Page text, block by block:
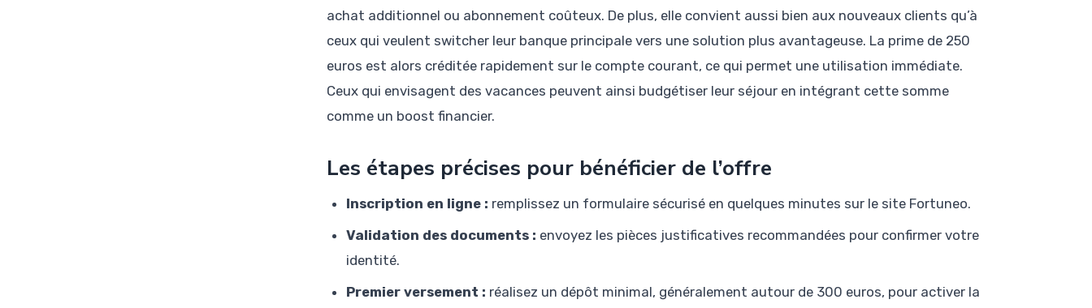
achat additionnel ou abonnement coûteux. De plus, elle convient aussi bien aux nouveaux clients qu’à
ceux qui veulent switcher leur banque principale vers une solution plus avantageuse. La prime de 250
euros est alors créditée rapidement sur le compte courant, ce qui permet une utilisation immédiate.
Ceux qui envisagent des vacances peuvent ainsi budgétiser leur séjour en intégrant cette somme
comme un boost financier.
Les étapes précises pour bénéficier de l’offre
Inscription en ligne : remplissez un formulaire sécurisé en quelques minutes sur le site Fortuneo.
Validation des documents : envoyez les pièces justificatives recommandées pour confirmer votre
identité.
Premier versement : réalisez un dépôt minimal, généralement autour de 300 euros, pour activer la